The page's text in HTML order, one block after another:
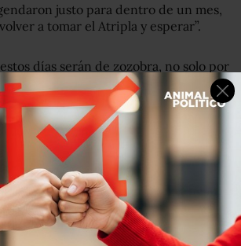
justo para dentro de un mes,
a tomar el Atripla y esperar”.
días serán de zozobra, no solo por
B, aunque sea en un nivel muy bajo,
de no saber si dentro de
disponible en el
o no.
centro, Juan Beltrán Saldaña, nos
en una entrevista con medios locales,
para un mes, que solo se hizo la
como una medida emergente.
la compra consolidada a nivel